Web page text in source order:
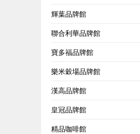
輝葉品牌館
聯合利華品牌館
寶多福品牌館
樂米穀場品牌館
漢高品牌館
皇冠品牌館
精品咖啡館